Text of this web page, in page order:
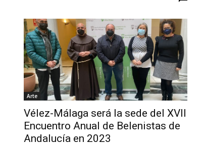
Arte
Vélez-Málaga será la sede del XVII
Encuentro Anual de Belenistas de
Andalucía en 2023